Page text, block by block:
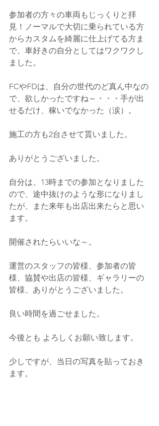
参加者の方々の車両もじっくりと拝
見！ノーマルで大切に乗られている方
からカスタムを綺麗に仕上げてる方ま
で、車好きの自分としてはワクワクし
ました。
FCやFDは、自分の世代のど真ん中なの
で、欲しかったですね～・・・手が出
せるだけ、稼いでなかった（涙）。
施工の方も2台させて貰いました。
ありがとうございました。
自分は、13時までの参加となりました
ので、途中抜けのような形になりまし
たが、また来年も出店出来たらと思い
ます。
開催されたらいいな～。
運営のスタッフの皆様、参加者の皆
様、協賛や出店の皆様、ギャラリーの
皆様、ありがとうございました。
良い時間を過ごせました。
今後とも よろしくお願い致します。
少しですが、当日の写真を貼っておき
ます。